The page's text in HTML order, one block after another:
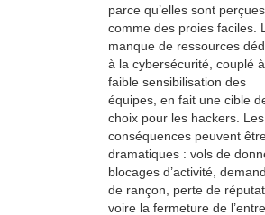
parce qu’elles sont perçues
comme des proies faciles.
manque de ressources
à la cybersécurité, couplé
faible sensibilisation des
équipes, en fait une cible
choix pour les hackers. Les
conséquences peuvent
dramatiques : vols de
blocages d’activité,
de rançon, perte de
voire la fermeture de